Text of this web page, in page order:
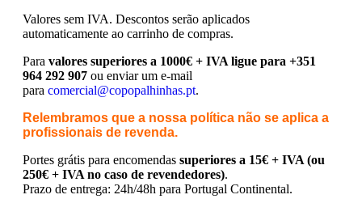
Valores sem IVA. Descontos serão aplicados
automaticamente ao carrinho de compras.
Para valores superiores a 1000€ + IVA ligue para +351
964 292 907 ou enviar um e-mail
para comercial@copopalhinhas.pt.
Relembramos que a nossa política não se aplica a
profissionais de revenda.
Portes grátis para encomendas superiores a 15€ + IVA (ou
250€ + IVA no caso de revendedores).
Prazo de entrega: 24h/48h para Portugal Continental.